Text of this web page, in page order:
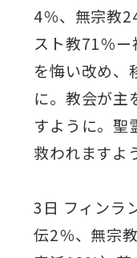
4％、無宗教
スト教71％
を悔い改め、
に。教会が主
すように。聖
救われますよ
3日 フィンラ
伝2％、無宗